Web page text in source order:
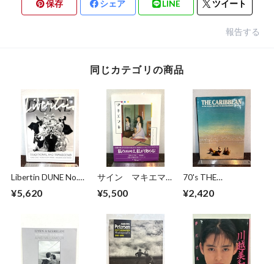
保存 シェア LINE ツイート
報告する
同じカテゴリの商品
Libertin DUNE No.5
TRANSCEND
¥5,620
サイン マキエマキ
¥5,500
70's THE
¥2,420